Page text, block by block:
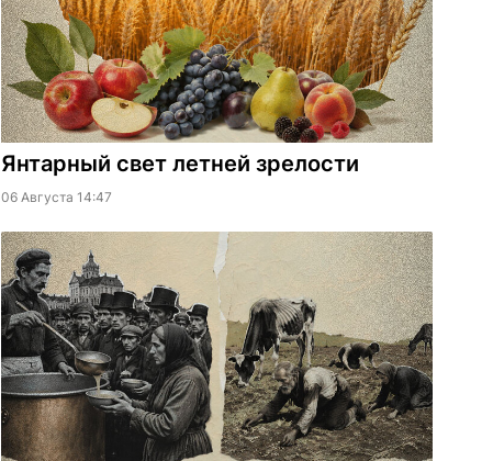
Янтарный свет летней зрелости
06 Августа 14:47